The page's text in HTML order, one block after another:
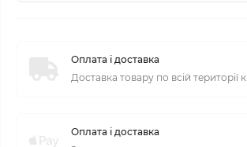
Оплата і доставка
Доставка товару по всій території
Оплата і доставка